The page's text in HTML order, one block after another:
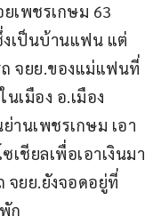
เพชรเกษม 63
งเป็นบ้านแฟน แต่
ถ จยย.ของแม่แฟนที่
เมือง อ.เมือง
านเพชรเกษม เอา
เชียลเพื่อเอาเงินมา
จยย.ยังจอดอยู่ที่
ก